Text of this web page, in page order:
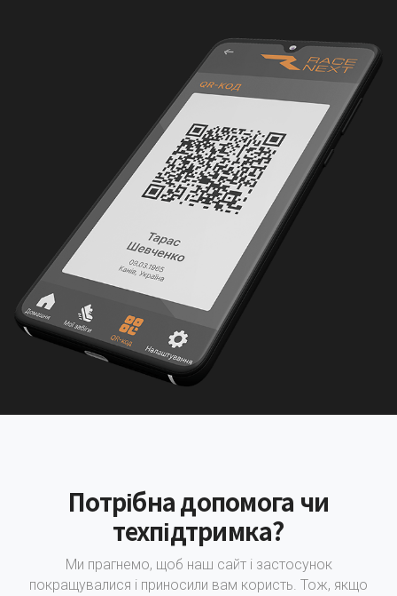
Потрібна допомога чи
техпідтримка?
Ми прагнемо, щоб наш сайт і застосунок
покращувалися і приносили вам користь. Тож, якщо